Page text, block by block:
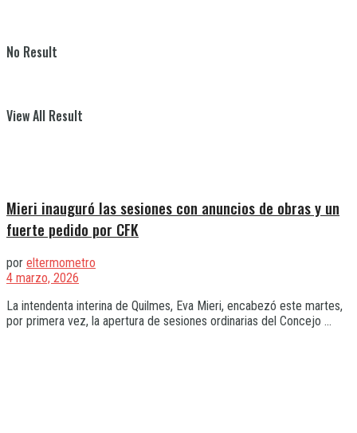
No Result
View All Result
Mieri inauguró las sesiones con anuncios de obras y un
fuerte pedido por CFK
por eltermometro
4 marzo, 2026
La intendenta interina de Quilmes, Eva Mieri, encabezó este martes,
por primera vez, la apertura de sesiones ordinarias del Concejo ...